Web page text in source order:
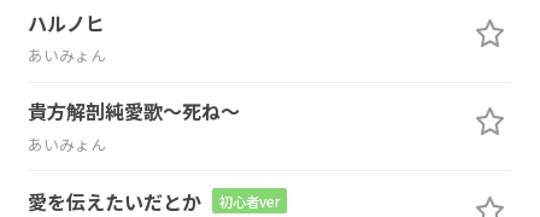
ハルノヒ
あいみょん
貴方解剖純愛歌～死ね～
あいみょん
愛を伝えたいだとか 初心者ver